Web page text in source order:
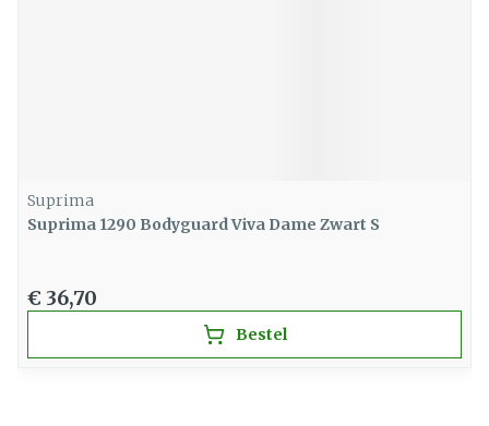
Suprima
Suprima 1290 Bodyguard Viva Dame Zwart S
€ 36,70
Bestel